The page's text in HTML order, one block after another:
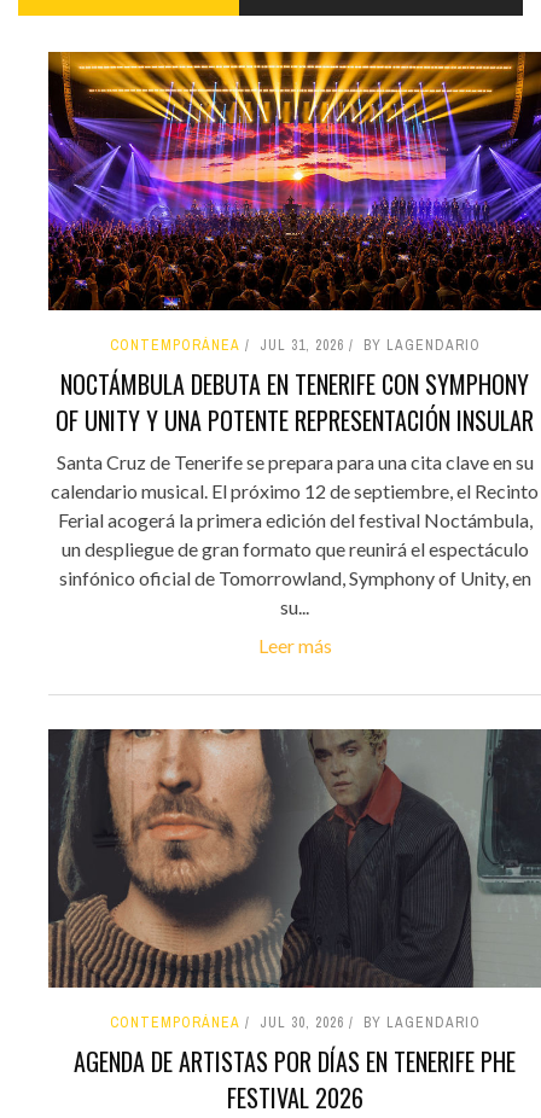
CONTEMPORÁNEA JUL 31, 2026 BY LAGENDARIO
NOCTÁMBULA DEBUTA EN TENERIFE CON SYMPHONY
OF UNITY Y UNA POTENTE REPRESENTACIÓN INSULAR
Santa Cruz de Tenerife se prepara para una cita clave en su
calendario musical. El próximo 12 de septiembre, el Recinto
Ferial acogerá la primera edición del festival Noctámbula,
un despliegue de gran formato que reunirá el espectáculo
sinfónico oficial de Tomorrowland, Symphony of Unity, en
su...
Leer más
CONTEMPORÁNEA JUL 30, 2026 BY LAGENDARIO
AGENDA DE ARTISTAS POR DÍAS EN TENERIFE PHE
FESTIVAL 2026